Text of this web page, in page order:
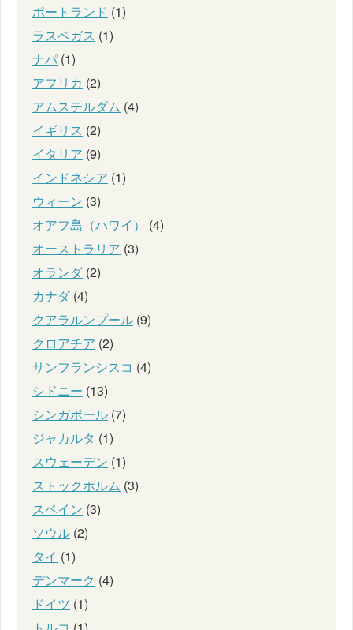
ポートランド (1)
ラスベガス (1)
ナパ (1)
アフリカ (2)
アムステルダム (4)
イギリス (2)
イタリア (9)
インドネシア (1)
ウィーン (3)
オアフ島（ハワイ）
(4)
オーストラリア (3)
オランダ(2)
カナダ(4)
クアラルンプール (9)
クロアチア (2)
サンフランシスコ (4)
シドニー (13)
シンガポール (7)
ジャカルタ (1)
スウェーデン (1)
ストックホルム (3)
スペイン (3)
ソウル (2)
タイ (1)
デンマーク (4)
ドイツ (1)